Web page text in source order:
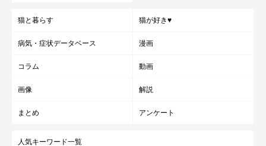
猫と暮らす 猫が好き♥
病気・症状データベース 漫画
コラム 動画
画像 解説
まとめ アンケート
人気キーワード一覧